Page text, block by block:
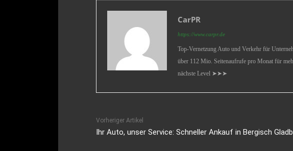
CarPR
https://www.carpr.de
Top-Vernetzung Auto und Verkehr für
über 112 Mio. Seitenaufrufe pro Monat für
nächste Level ➤➤➤
Vorheriger Artikel
Ihr Auto, unser Service: Schneller Ankauf in Bergisch